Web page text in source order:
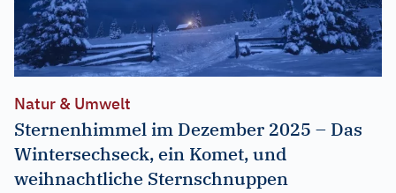
Natur & Umwelt
Sternenhimmel im Dezember 2025 – Das
Wintersechseck, ein Komet, und
weihnachtliche Sternschnuppen